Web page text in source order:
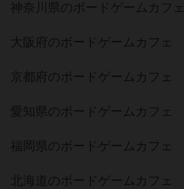
神奈川県のボードゲームカフェ
大阪府のボードゲームカフェ
京都府のボードゲームカフェ
愛知県のボードゲームカフェ
福岡県のボードゲームカフェ
北海道のボードゲームカフェ